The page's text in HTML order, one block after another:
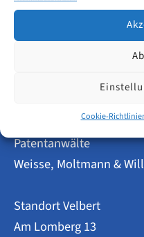
Cookie-
Design:
Patentanwälte
Weisse, Moltmann &
Standort Velbert
Am Lomberg 13